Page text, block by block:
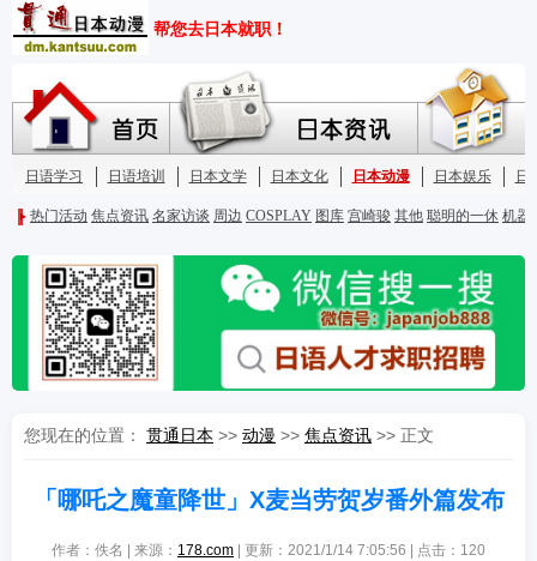
您现在的位置： 贯通日本 >> 动漫 >> 焦点资讯 >> 正文
「哪吒之魔童降世」X麦当劳贺岁番外篇发布
作者：佚名 | 来源： 178.com | 更新：2021/1/14 7:05:56 | 点击： 120